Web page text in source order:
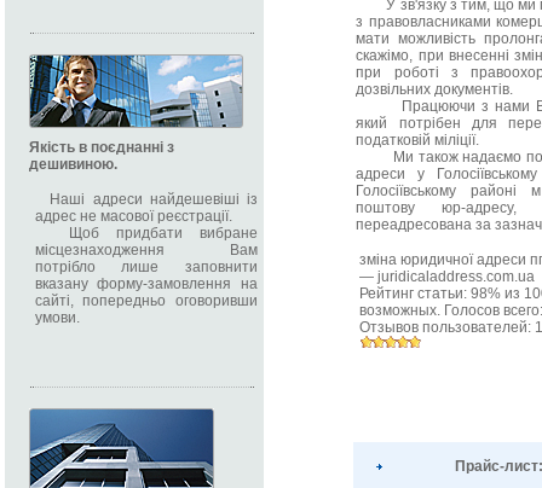
Якість в поєднанні з
дешивиною.
Наші адреси найдешевіші із
адрес не масової реєстрації.
Щоб придбати вибране
місцезнаходження Вам
потрібло лише заповнити
вказану форму-замовлення на
сайті, попередньо оговоривши
умови.
У зв'язку з тим, що ми
з правовласниками
мати можливість
скажімо, при внесенні
при роботі з
дозвільних документів.
Працюючи з нами Ви
який потрібен для
податковій міліції.
Ми також надаємо
адреси у
Голосіївському
поштову юр-адресу,
переадресована за
зміна юридичної адреси
—juridicaladdress.com.ua
Рейтинг статьи:98% из
возможных. Голосов
Отзывов пользователей:
Прайс-лист: